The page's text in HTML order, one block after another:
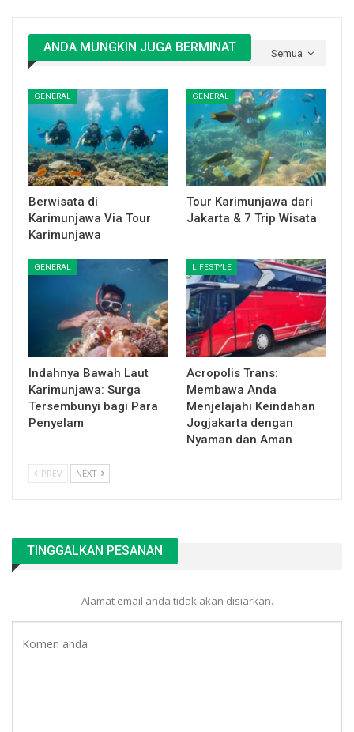
Semua
ANDA MUNGKIN JUGA BERMINAT
GENERAL
Berwisata di
Karimunjawa Via Tour
Karimunjawa
GENERAL
Tour Karimunjawa dari
Jakarta & 7 Trip Wisata
GENERAL
Indahnya Bawah Laut
Karimunjawa: Surga
Tersembunyi bagi Para
Penyelam
LIFESTYLE
Acropolis Trans:
Membawa Anda
Menjelajahi Keindahan
Jogjakarta dengan
Nyaman dan Aman
PREV NEXT
TINGGALKAN PESANAN
Alamat email anda tidak akan disiarkan.